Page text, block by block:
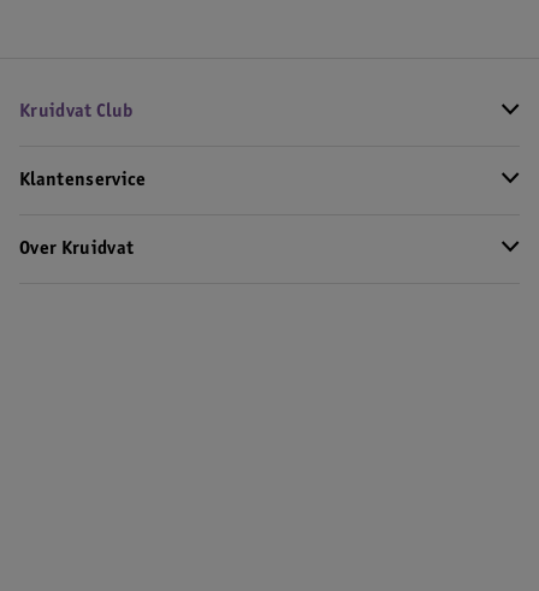
Kruidvat Club
Klantenservice
Over Kruidvat